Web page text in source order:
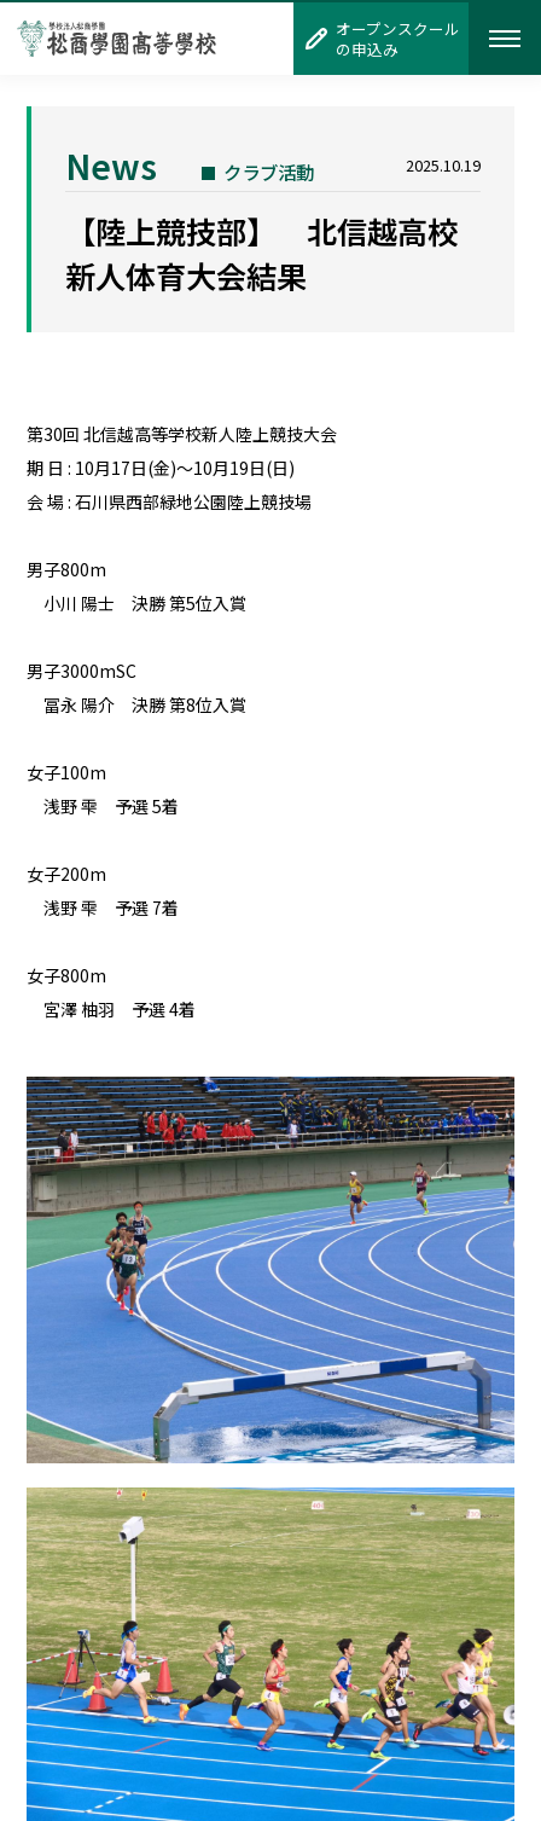
オープンスクール
の申込み
オープンスクール
の申込み
News クラブ活動 2025.10.19
【陸上競技部】 北信越高校
新人体育大会結果
第30回 北信越高等学校新人陸上競技大会
期 日 : 10月17日(金)～10月19日(日)
会 場 : 石川県西部緑地公園陸上競技場
男子800m
小川 陽士 決勝 第5位入賞
男子3000mSC
冨永 陽介 決勝 第8位入賞
女子100m
浅野 雫 予選 5着
女子200m
浅野 雫 予選 7着
女子800m
宮澤 柚羽 予選 4着